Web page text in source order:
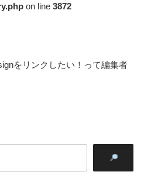
on line 3872
をリンクしたい！って編集者